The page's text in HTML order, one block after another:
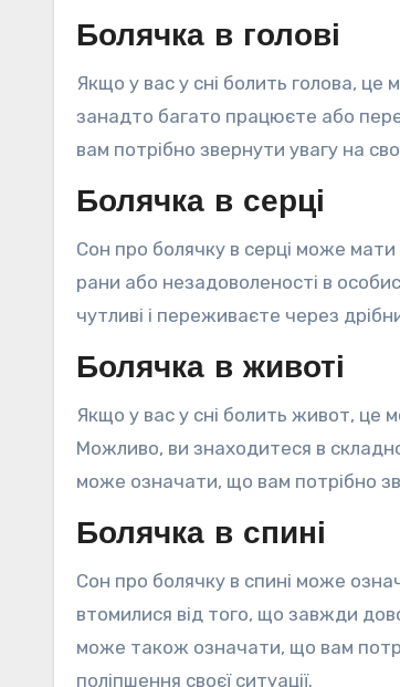
Болячка в голові
Якщо у вас у сні болить голова,
занадто багато працюєте або
вам потрібно звернути увагу на
Болячка в серці
Сон про болячку в серці може мати
рани або незадоволеності в
чутливі і переживаєте через
Болячка в животі
Якщо у вас у сні болить живот, це
Можливо, ви знаходитеся в
може означати, що вам потрібно
Болячка в спині
Сон про болячку в спині може
втомилися від того, що завжди
може також означати, що вам
поліпшення своєї ситуації.